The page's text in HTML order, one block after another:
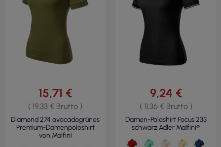
15,71 €
( 19,33 € Brutto )
Diamond 274 avocadogrünes
Premium-Damenpoloshirt
von Malfini
9,24 €
( 11,36 € Brutto )
Damen-Poloshirt Focus 233
schwarz Adler Malfini®